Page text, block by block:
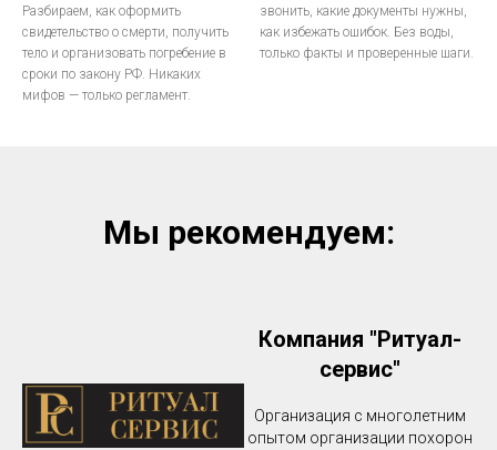
Разбираем, как оформить
свидетельство о смерти, получить
тело и организовать погребение в
сроки по закону РФ. Никаких
мифов — только регламент.
звонить, какие документы нужны,
как избежать ошибок. Без воды,
только факты и проверенные шаги.
Мы рекомендуем:
Компания "Ритуал-
сервис"
Организация с многолетним
опытом организации похорон